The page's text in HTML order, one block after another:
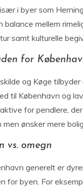
i byer som
balance mellem
samt kulturelle
for
og Køge
til København og
for pendlere,
ønsker mere
vs. omegn
generelt er
for byen. For